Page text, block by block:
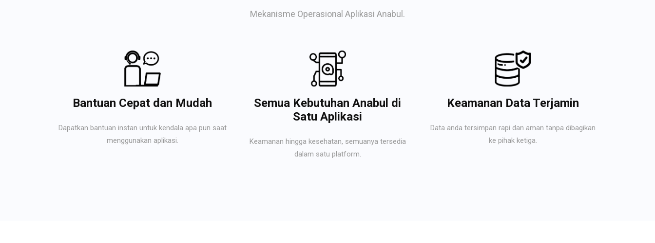
Mekanisme Operasional Aplikasi Anabul.
Bantuan Cepat dan Mudah
Dapatkan bantuan instan untuk kendala apa pun saat
menggunakan aplikasi.
Semua Kebutuhan Anabul di
Satu Aplikasi
Keamanan hingga kesehatan, semuanya tersedia
dalam satu platform.
Keamanan Data Terjamin
Data anda tersimpan rapi dan aman tanpa dibagikan
ke pihak ketiga.